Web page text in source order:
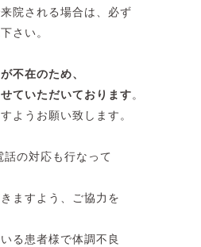
院される場合は、必ず
さい。
不在のため、
ていただいております。
ようお願い致します。
の対応も行なって
ますよう、ご協力を
る患者様で体調不良